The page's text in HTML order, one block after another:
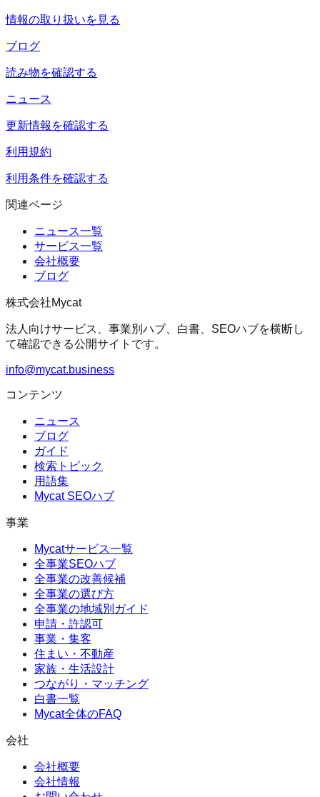
情報の取り扱いを見る
ブログ
読み物を確認する
ニュース
更新情報を確認する
利用規約
利用条件を確認する
関連ページ
ニュース一覧
サービス一覧
会社概要
ブログ
株式会社Mycat
法人向けサービス、事業別ハブ、白書、SEOハブを横断し
て確認できる公開サイトです。
info@mycat.business
コンテンツ
ニュース
ブログ
ガイド
検索トピック
用語集
Mycat SEOハブ
事業
Mycatサービス一覧
全事業SEOハブ
全事業の改善候補
全事業の選び方
全事業の地域別ガイド
申請・許認可
事業・集客
住まい・不動産
家族・生活設計
つながり・マッチング
白書一覧
Mycat全体のFAQ
会社
会社概要
会社情報